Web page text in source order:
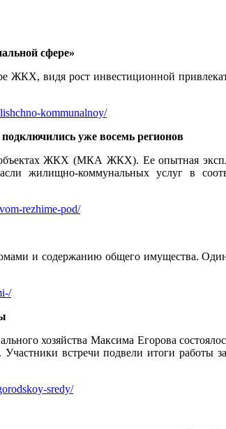
сфере»
ЖКХ, видя рост инвестиционной
kommunalnoy/
уже восемь регионов
объектах ЖКХ (МКА ЖКХ). Ее опытная
жилищно-коммунальных услуг в
rezhime-pod/
и содержанию общего имущества. Один
хозяйства Максима Егорова
встречи подвели итоги работы
sredy/